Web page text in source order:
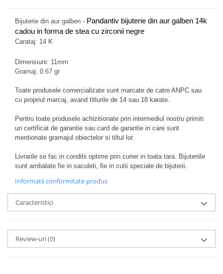
Bijuterie din aur galben - Pandantiv bijuterie din aur galben 14k
cadou in forma de stea cu zirconii negre
Carataj: 14 K
Dimensiuni: 11mm
Gramaj: 0.67 gr
Toate produsele comercializate sunt marcate de catre ANPC sau
cu propriul marcaj, avand titlurile de 14 sau 18 karate.
Pentru toate produsele achizitionate prin intermediul nostru primiti
un certificat de garantie sau card de garantie in care sunt
mentionate gramajul obiectelor si tiltul lor.
Livrarile se fac in conditii optime prin curier in toata tara. Bijuteriile
sunt ambalate fie in saculeti, fie in cutii speciale de bijuterii.
Informatii conformitate produs
Caracteristici
Review-uri(0)